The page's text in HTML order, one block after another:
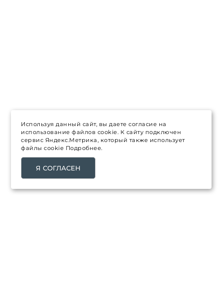
Используя данный сайт, вы даете согласие на
использование файлов cookie. К сайту подключен
сервис Яндекс.Метрика, который также использует
файлы cookie Подробнее.
Я СОГЛАСЕН